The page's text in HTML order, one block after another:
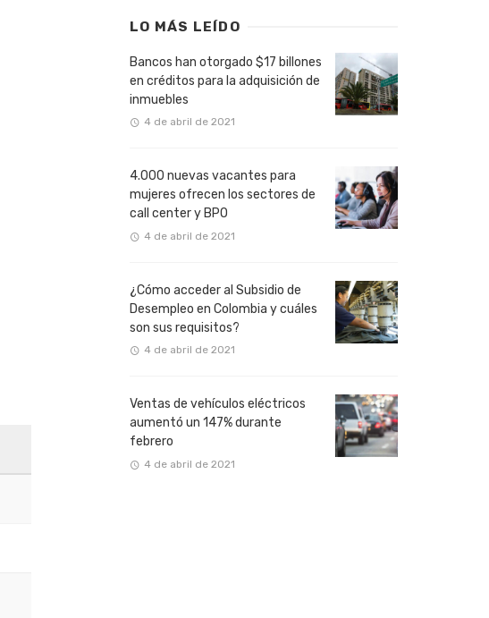
LO MÁS LEÍDO
Bancos han otorgado $17 billones
en créditos para la adquisición de
inmuebles
4 de abril de 2021
4.000 nuevas vacantes para
mujeres ofrecen los sectores de
call center y BPO
4 de abril de 2021
¿Cómo acceder al Subsidio de
Desempleo en Colombia y cuáles
son sus requisitos?
4 de abril de 2021
Ventas de vehículos eléctricos
aumentó un 147% durante
febrero
4 de abril de 2021